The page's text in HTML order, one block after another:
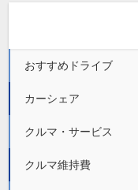
おすすめドライブ
カーシェア
クルマ・サービス
クルマ維持費